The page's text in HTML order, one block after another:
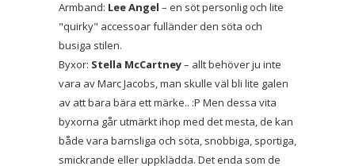
Armband: Lee Angel – en söt personlig och lite
"quirky" accessoar fulländer den söta och
busiga stilen.
Byxor: Stella McCartney– allt behöver ju inte
vara av Marc Jacobs, man skulle väl bli lite galen
av att bara bära ett märke.. :P Men dessa vita
byxorna går utmärkt ihop med det mesta, de kan
både vara barnsliga och söta, snobbiga, sportiga,
smickrande eller uppklädda. Det enda som de